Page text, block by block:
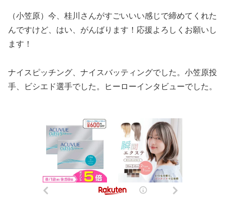
（小笠原）今、桂川さんがすごいいい感じで締めてくれた
んですけど、はい、がんばります！応援よろしくお願いし
ます！
ナイスピッチング、ナイスバッティングでした。小笠原投
手、ビシエド選手でした。ヒーローインタビューでした。